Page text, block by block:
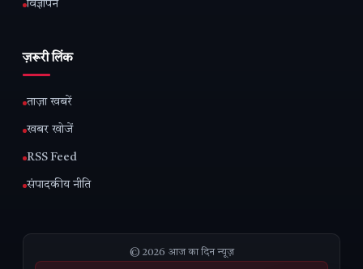
विज्ञापन
ज़रूरी लिंक
ताज़ा खबरें
खबर खोजें
RSS Feed
संपादकीय नीति
© 2026 आज का दिन न्यूज़